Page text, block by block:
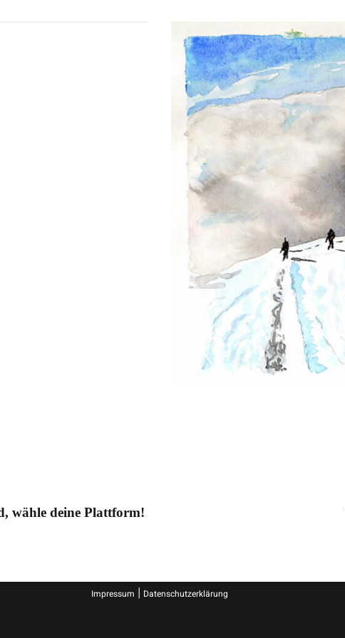
wähle deine Plattform!
Impressum | Datenschutzerklärung